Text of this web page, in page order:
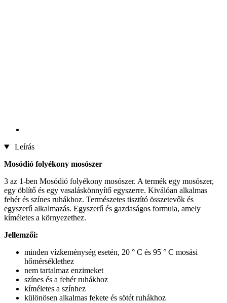
Leírás
Mosódió folyékony mosószer
3 az 1-ben Mosódió folyékony mosószer. A termék egy mosószer,
egy öblítő és egy vasaláskönnyítő egyszerre. Kiválóan alkalmas
fehér és színes ruhákhoz. Természetes tisztító összetevők és
egyszerű alkalmazás. Egyszerű és gazdaságos formula, amely
kíméletes a környezethez.
Jellemzői:
minden vízkeménység esetén, 20 ° C és 95 ° C mosási
hőmérséklethez
nem tartalmaz enzimeket
színes és a fehér ruhákhoz
kíméletes a színhez
különösen alkalmas fekete és sötét ruhákhoz